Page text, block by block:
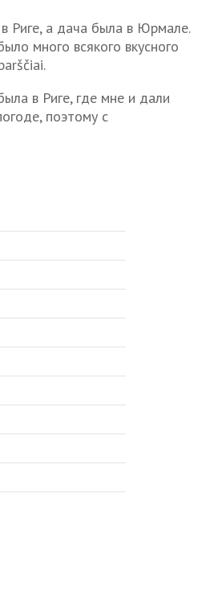
Риге, а дача была в Юрмале.
много всякого вкусного
в Риге, где мне и дали
поэтому с